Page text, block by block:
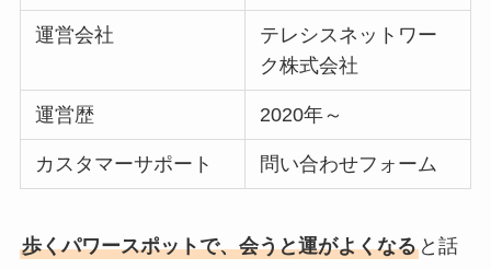
運営会社
テレシスネットワー
ク株式会社
運営歴 2020年～
カスタマーサポート 問い合わせフォーム
歩くパワースポットで、会うと運がよくなると話